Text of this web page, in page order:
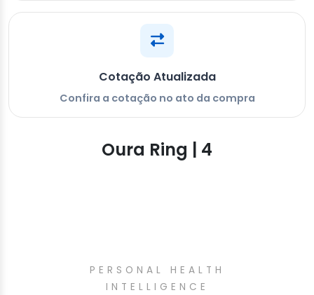
Cotação Atualizada
Confira a cotação no ato da compra
Oura Ring | 4
PERSONAL HEALTH
INTELLIGENCE